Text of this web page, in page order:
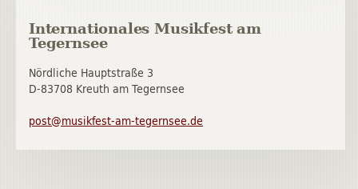
Internationales Musikfest am
Tegernsee
Nördliche Hauptstraße 3
D-83708 Kreuth am Tegernsee
post@musikfest-am-tegernsee.de